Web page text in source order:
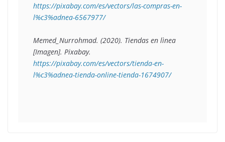
https://pixabay.com/es/vectors/las-compras-en-
l%c3%adnea-6567977/
Memed_Nurrohmad. (2020). Tiendas en lìnea
https://pixabay.com/es/vectors/tienda-en-
l%c3%adnea-tienda-online-tienda-1674907/